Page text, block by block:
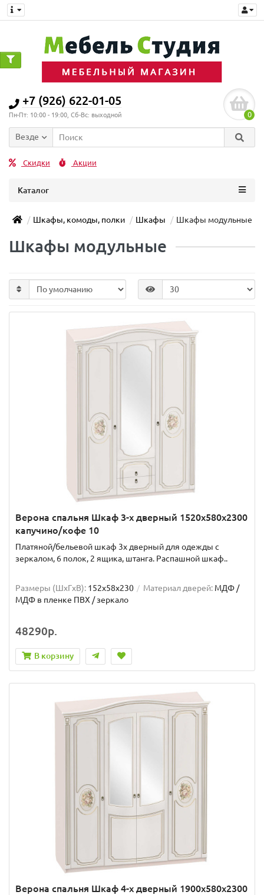
+7 (926) 622-01-05
Пн-Пт: 10:00 - 19:00, Сб-Вс: выходной 0
Везде
Скидки Акции
Каталог
Шкафы, комоды, полки Шкафы Шкафы модульные
Шкафы модульные
Верона спальня Шкаф 3-х дверный 1520x580x2300
капучино/кофе 10
Платяной/бельевой шкаф 3х дверный для одежды с
зеркалом, 6 полок, 2 ящика, штанга. Распашной шкаф..
Размеры (ШxГxВ): 152x58x230 Материал дверей: МДФ /
МДФ в пленке ПВХ / зеркало
48290р.
В корзину
Верона спальня Шкаф 4-х дверный 1900x580x2300